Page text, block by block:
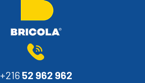
+216 52 962 962